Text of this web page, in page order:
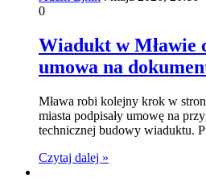
0
Wiadukt w Mławie
umowa na
Mława robi kolejny krok w
miasta podpisały umowę na
technicznej budowy wiaduktu.
Czytaj dalej »